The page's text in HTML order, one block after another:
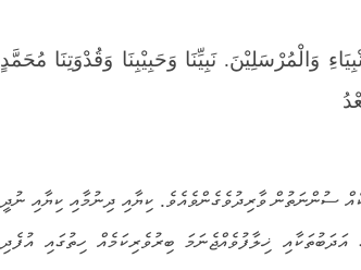
وَالْمُرْسَلِيْنَ. نَبِيِّنَا وَحَبِيْبِنَا وَقُدْوَتِنَا مُحَمَّدٍ
ސުންނަތުން ވާރިދުވެގެންވެއެވެ. ކިޔާއި ދިނުމާއި ކިޔާއި ނުދީ
އަދަބުތަކާއި ޚިލާފުވެއްޖެނަމަ ބިރުވެރިކަމެއް ހިތުގައި އުފެދި